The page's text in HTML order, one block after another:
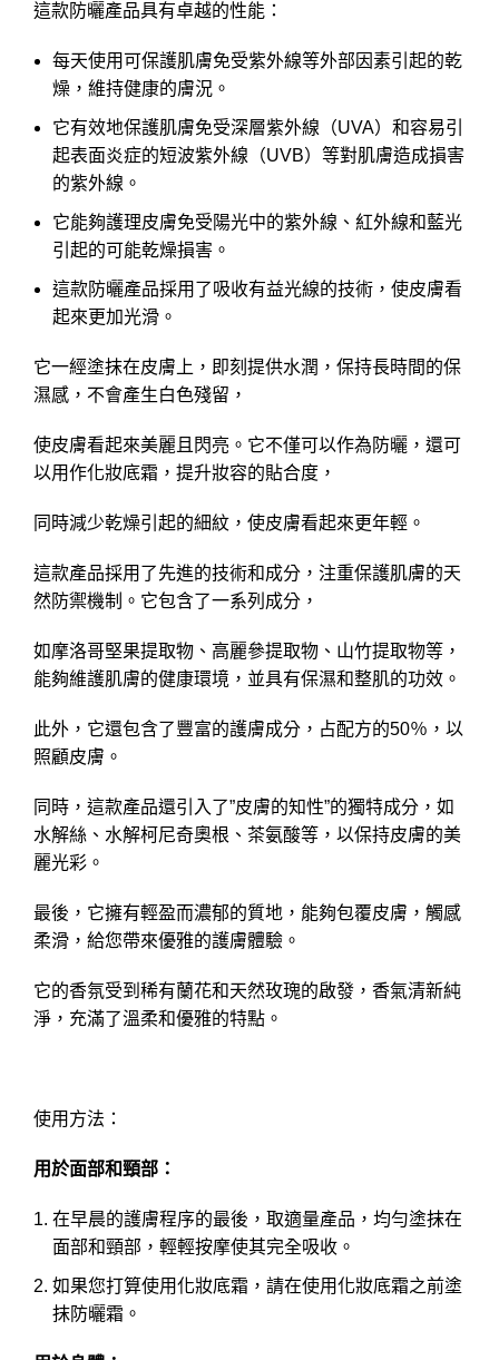
這款防曬產品具有卓越的性能：
每天使用可保護肌膚免受紫外線等外部因素引起的乾
燥，維持健康的膚況。
它有效地保護肌膚免受深層紫外線（UVA）和容易引
起表面炎症的短波紫外線（UVB）等對肌膚造成損害
的紫外線。
它能夠護理皮膚免受陽光中的紫外線、紅外線和藍光
引起的可能乾燥損害。
這款防曬產品採用了吸收有益光線的技術，使皮膚看
起來更加光滑。
它一經塗抹在皮膚上，即刻提供水潤，保持長時間的保
濕感，不會產生白色殘留，
使皮膚看起來美麗且閃亮。它不僅可以作為防曬，還可
以用作化妝底霜，提升妝容的貼合度，
同時減少乾燥引起的細紋，使皮膚看起來更年輕。
這款產品採用了先進的技術和成分，注重保護肌膚的天
然防禦機制。它包含了一系列成分，
如摩洛哥堅果提取物、高麗參提取物、山竹提取物等，
能夠維護肌膚的健康環境，並具有保濕和整肌的功效。
此外，它還包含了豐富的護膚成分，占配方的50％，以
照顧皮膚。
同時，這款產品還引入了”皮膚的知性”的獨特成分，如
水解絲、水解柯尼奇奧根、茶氨酸等，以保持皮膚的美
麗光彩。
最後，它擁有輕盈而濃郁的質地，能夠包覆皮膚，觸感
柔滑，給您帶來優雅的護膚體驗。
它的香氛受到稀有蘭花和天然玫瑰的啟發，香氣清新純
淨，充滿了溫柔和優雅的特點。
使用方法：
用於面部和頸部：
在早晨的護膚程序的最後，取適量產品，均勻塗抹在
面部和頸部，輕輕按摩使其完全吸收。
如果您打算使用化妝底霜，請在使用化妝底霜之前塗
抹防曬霜。